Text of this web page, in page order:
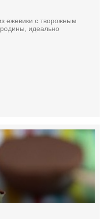
ежевики с творожным
идеально